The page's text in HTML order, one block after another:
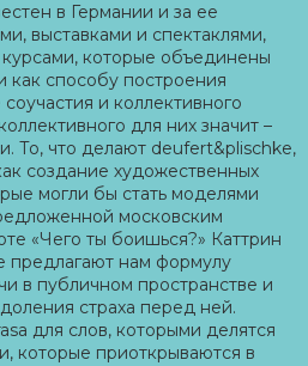
в Германии и за ее
выставками и спектаклями,
которые объединены
как способу построения
и коллективного
для них значит –
То, что делают deufert&plischke,
создание художественных
могли бы стать моделями
московским
«Чего ты боишься?» Каттрин
нам формулу
в публичном пространстве и
страха перед ней.
для слов, которыми делятся
которые приоткрываются в